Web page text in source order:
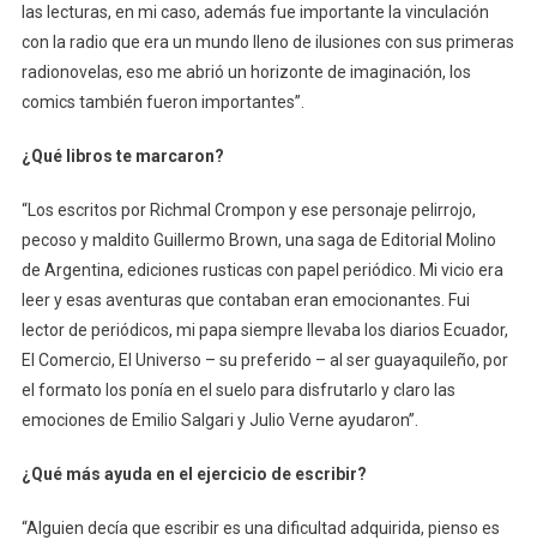
las lecturas, en mi caso, además fue importante la vinculación
con la radio que era un mundo lleno de ilusiones con sus primeras
radionovelas, eso me abrió un horizonte de imaginación, los
comics también fueron importantes”.
¿Qué libros te marcaron?
“Los escritos por Richmal Crompon y ese personaje pelirrojo,
pecoso y maldito Guillermo Brown, una saga de Editorial Molino
de Argentina, ediciones rusticas con papel periódico. Mi vicio era
leer y esas aventuras que contaban eran emocionantes. Fui
lector de periódicos, mi papa siempre llevaba los diarios Ecuador,
El Comercio, El Universo – su preferido – al ser guayaquileño, por
el formato los ponía en el suelo para disfrutarlo y claro las
emociones de Emilio Salgari y Julio Verne ayudaron”.
¿Qué más ayuda en el ejercicio de escribir?
“Alguien decía que escribir es una dificultad adquirida, pienso es